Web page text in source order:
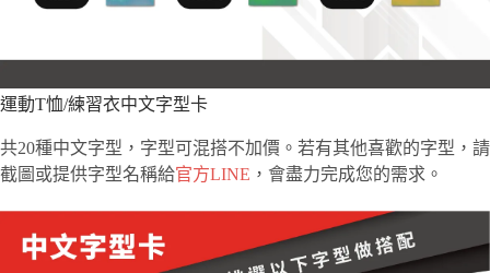
運動T恤/練習衣中文字型卡
共20種中文字型，字型可混搭不加價。若有其他喜歡的字型，請
截圖或提供字型名稱給官方LINE ，會盡力完成您的需求。